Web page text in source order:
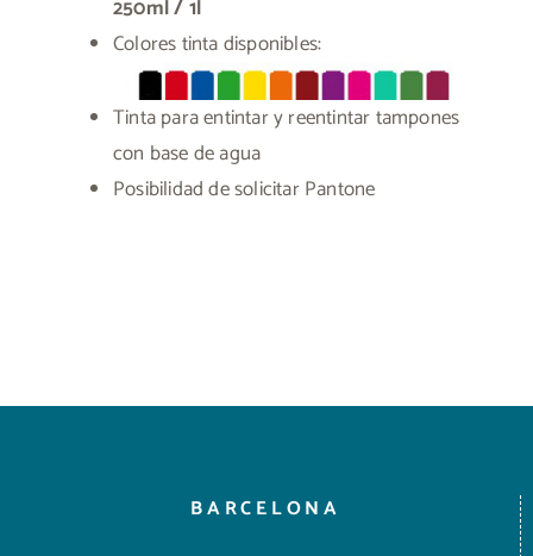
250ml / 1l
Colores tinta disponibles:
Tinta para entintar y reentintar tampones
con base de agua
Posibilidad de solicitar Pantone
BARCELONA